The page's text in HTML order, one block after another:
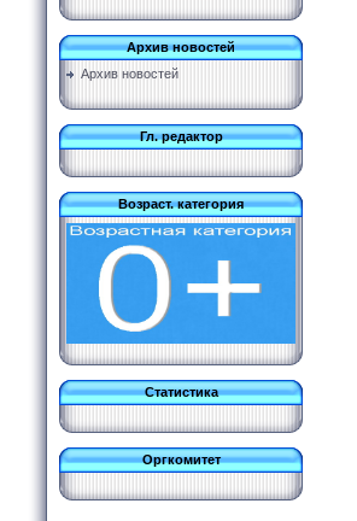
Архив новостей
Архив новостей
Гл. редактор
Возраст. категория
Статистика
Оргкомитет